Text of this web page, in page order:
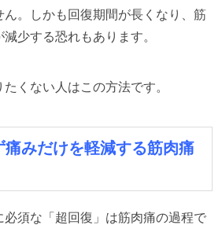
ん。しかも回復期間が長くなり、筋
少する恐れもあります。
くない人はこの方法です。
痛みだけを軽減する筋肉痛
須な「超回復」は筋肉痛の過程で